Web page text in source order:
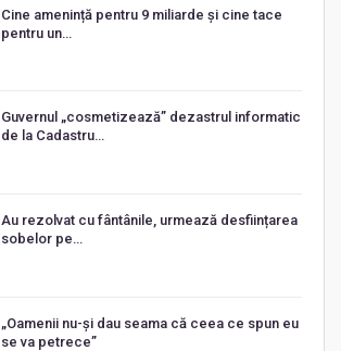
Cine amenință pentru 9 miliarde și cine tace
pentru un…
Guvernul „cosmetizează” dezastrul informatic
de la Cadastru…
Au rezolvat cu fântânile, urmează desființarea
sobelor pe…
„Oamenii nu-și dau seama că ceea ce spun eu
se va petrece”